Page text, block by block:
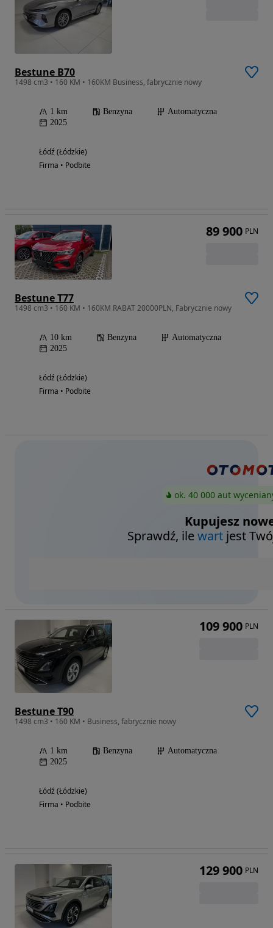
Bestune B70
1498 cm3 • 160 KM • 160KM Business, fabrycznie nowy
1 km Benzyna
Automatyczna
2025
Łódź (Łódzkie)
Firma • Podbite
Bestune T77
1498 cm3 • 160 KM • 160KM RABAT 20000PLN, Fabrycznie nowy
10 km Benzyna
Automatyczna
2025
Łódź (Łódzkie)
Firma • Podbite
89 900 PLN
ok. 40 000 aut
Kupujesz
Sprawdź, ilewart jest
Bestune T90
1498 cm3 • 160 KM • Business, fabrycznie nowy
1 km Benzyna
Automatyczna
2025
Łódź (Łódzkie)
Firma • Podbite
109 900 PLN
129 900 PLN